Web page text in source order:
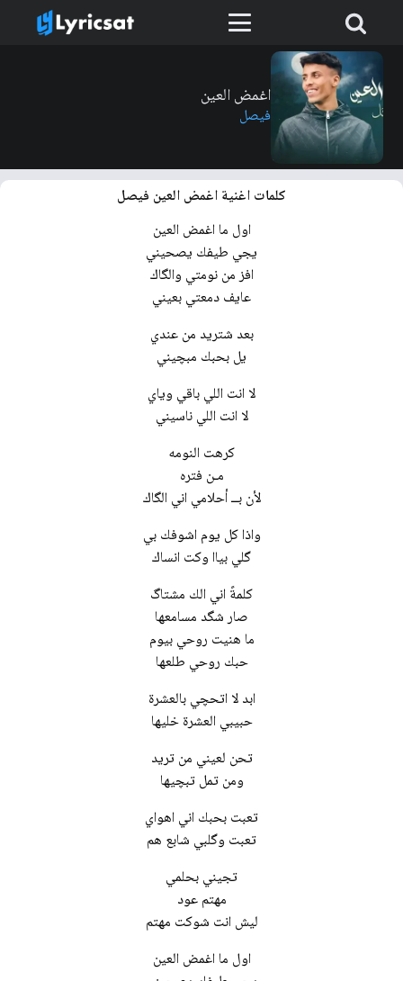
اغمض العين
فيصل
كلمات اغنية اغمض العين فيصل
اول ما اغمض العين
يجي طيفك يصحيني
افز من نومتي والگاك
عايف دمعتي بعيني
بعد شتريد من عندي
يل بحبك مبچيني
لا انت اللي باقي وياي
لا انت اللي ناسيني
كرهت النومه
مـن فتره
لأن بــ أحلامي اني الگاك
واذا كل يوم اشوفك بي
گلي بياا وكت انساك
كلمةً اني الك مشتاگ
صار شگد مسامعها
ما هنيت روحي بيوم
حبك روحي طلعها
ابد لا اتحچي بالعشرة
حبيبي العشرة خليها
تحن لعيني من تريد
ومن تمل تبچيها
تعبت بحبك اني اهواي
تعبت وگلبي شابع هم
تجيني بحلمي
مهتم عود
ليش انت شوكت مهتم
اول ما اغمض العين